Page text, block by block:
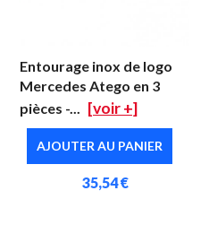
Entourage inox de logo
Mercedes Atego en 3
pièces -... [voir +]
AJOUTER AU PANIER
35,54 €